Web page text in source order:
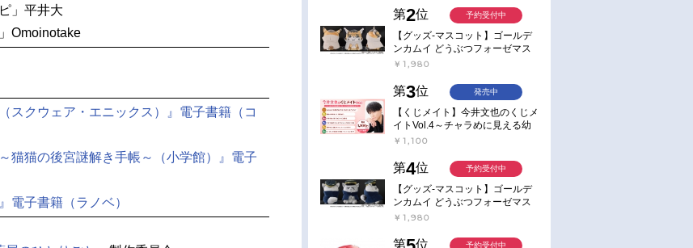
」平井大
Omoinotake
スクウェア・エニックス）』電子書籍（コ
猫猫の後宮謎解き手帳～（小学館）』電子
電子書籍（ラノベ）
第2位
【グッズ-マスコット】ゴールデ
ンカムイ どうぶつフォーゼマス
コット 4.尾形百之助【再販】
￥1,980
予約受付中
第3位
【くじメイト】今井文也のくじメ
イトVol.4～チャラめに見える幼
馴染、実は一途で独占欲が強いん
￥1,100
発売中
第4位
【グッズ-マスコット】ゴールデ
ンカムイ どうぶつフォーゼマス
コット 5.月島軍曹【再販】
￥1,980
予約受付中
第 位 予約受付中